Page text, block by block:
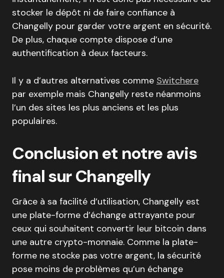
stocker le dépôt ni de faire confiance à
Changelly pour garder votre argent en sécurité.
De plus, chaque compte dispose d’une
authentification à deux facteurs.
Il y a d’autres alternatives comme Switchere
par exemple mais Changelly reste néanmoins
l’un des sites les plus anciens et les plus
populaires.
Conclusion et notre avis
final sur Changelly
Grâce à sa facilité d’utilisation, Changelly est
une plate-forme d’échange attrayante pour
ceux qui souhaitent convertir leur bitcoin dans
une autre crypto-monnaie. Comme la plate-
forme ne stocke pas votre argent, la sécurité
pose moins de problèmes qu’un échange